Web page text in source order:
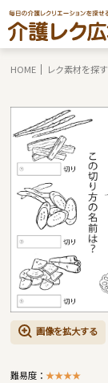
HOME レク素材を探す
画像を拡大する
難易度：★★★★